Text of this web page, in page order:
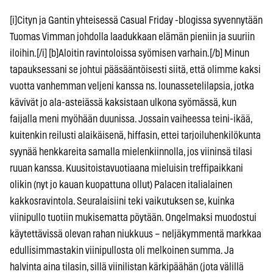
[i]Cityn ja Gantin yhteisessä Casual Friday -blogissa syvennytään
Tuomas Vimman johdolla laadukkaan elämän pieniin ja suuriin
iloihin.[/i] [b]Aloitin ravintoloissa syömisen varhain.[/b] Minun
tapauksessani se johtui pääsääntöisesti siitä, että olimme kaksi
vuotta vanhemman veljeni kanssa ns. lounassetelilapsia, jotka
kävivät jo ala-asteiässä kaksistaan ulkona syömässä, kun
faijalla meni myöhään duunissa. Jossain vaiheessa teini-ikää,
kuitenkin reilusti alaikäisenä, hiffasin, ettei tarjoiluhenkilökunta
syynää henkkareita samalla mielenkiinnolla, jos viininsä tilasi
ruuan kanssa. Kuusitoistavuotiaana mieluisin treffipaikkani
olikin (nyt jo kauan kuopattuna ollut) Palacen italialainen
kakkosravintola. Seuralaisiini teki vaikutuksen se, kuinka
viinipullo tuotiin mukisematta pöytään. Ongelmaksi muodostui
käytettävissä olevan rahan niukkuus – neljäkymmentä markkaa
edullisimmastakin viinipullosta oli melkoinen summa. Ja
halvinta aina tilasin, sillä viinilistan kärkipäähän (jota välillä